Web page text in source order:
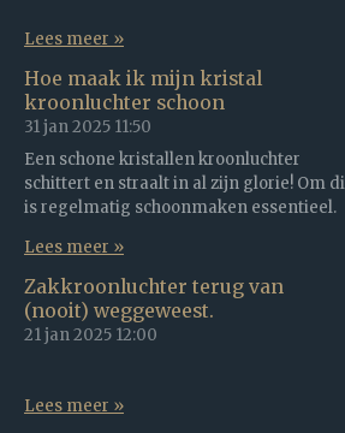
Lees meer »
Hoe maak ik mijn kristal
kroonluchter schoon
31 jan 2025 11:50
Een schone kristallen kroonluchter
schittert en straalt in al zijn glorie! Om
is regelmatig schoonmaken essentieel.
Lees meer »
Zakkroonluchter terug van
(nooit) weggeweest.
21 jan 2025 12:00
Lees meer »